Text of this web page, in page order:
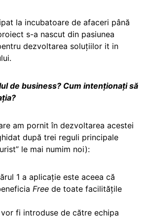
la incubatoare de afaceri până
s-a nascut din pasiunea
dezvoltarea soluțiilor it in
de business? Cum intenționați să
am pornit în dezvoltarea acestei
după trei reguli principale
le mai numim noi):
1 a aplicație este aceea că
Free de toate facilitățile
fi introduse de către echipa